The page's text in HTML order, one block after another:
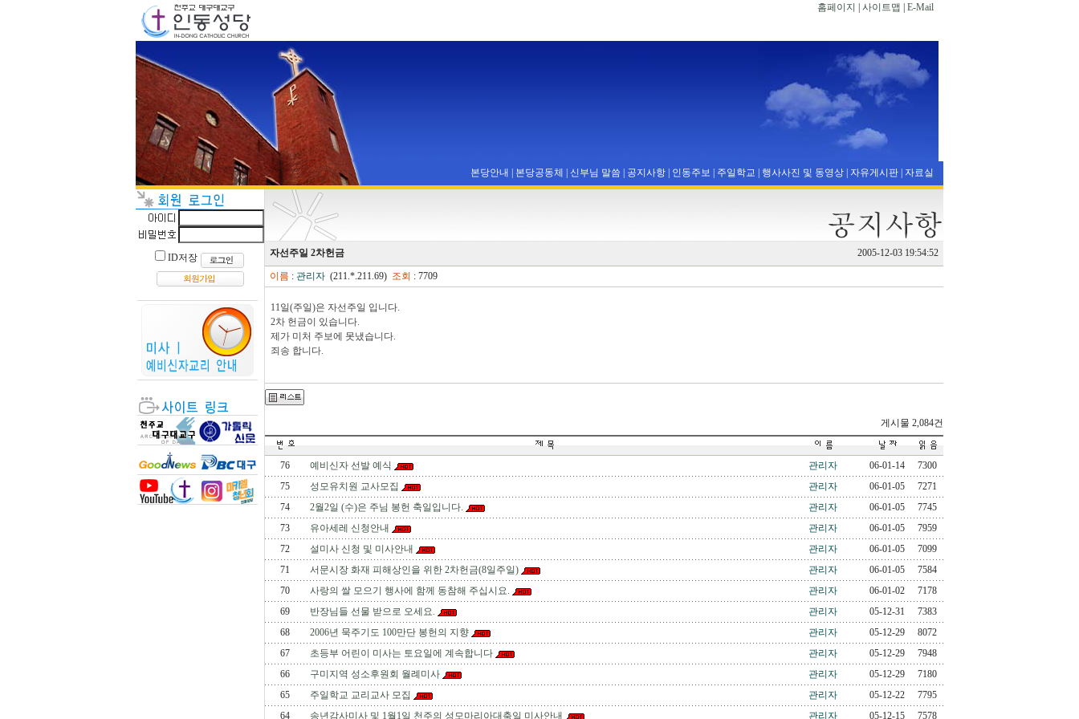
홈페이지 사이트맵 E-Mail
본당안내 본당공동체 신부님 말씀 공지사항 인동주보 주일학교 행사사진 및 동영상 자유게시판 자료실
ID저장 자선주일 2차헌금 2005-12-03 19:54:52
이름 : 관리자 (211.*.211.69) 조회 : 7709
11일(주일)은 자선주일 입니다.
2차 헌금이 있습니다.
제가 미처 주보에 못냈습니다.
죄송 합니다.
게시물 2,084건
76 예비신자 선발 예식 관리자 06-01-14
7300
75
성모유치원 교사모집 관리자 06-01-05
7271
74
2월2일 (수)은 주님 봉헌 축일입니다. 관리자 06-01-05
7745
73
유아세레 신청안내 관리자 06-01-05
7959
72
설미사 신청 및 미사안내 관리자 06-01-05
7099
71
서문시장 화재 피해상인을 위한 2차헌금(8일주일) 관리자 06-01-05
7584
70
사랑의 쌀 모으기 행사에 함께 동참해 주십시요. 관리자 06-01-02
7178
69
반장님들 선물 받으로 오세요. 관리자 05-12-31
7383
68
2006년 묵주기도 100만단 봉헌의 지향 관리자 05-12-29
8072
67
초등부 어린이 미사는 토요일에 계속합니다 관리자 05-12-29
7948
66
구미지역 성소후원회 월례미사 관리자 05-12-29
7180
65
주일학교 교리교사 모집 관리자 05-12-22
7795
64
송년감사미사 및 1월1일 천주의 성모마리아대축일 미사안내 관리자 05-12-15 7578